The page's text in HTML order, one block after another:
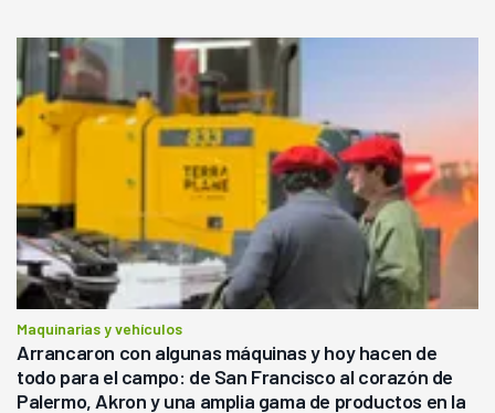
Maquinarias y vehículos
Arrancaron con algunas máquinas y hoy hacen de
todo para el campo: de San Francisco al corazón de
Palermo, Akron y una amplia gama de productos en la